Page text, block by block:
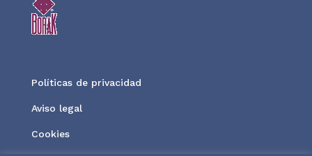
Políticas de privacidad
Aviso legal
Cookies